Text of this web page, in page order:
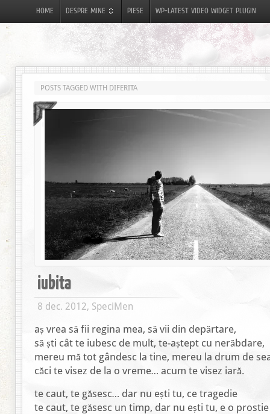
HOME DESPRE MINE PIESE WP-LATEST VIDEO WIDGET PLUGIN
POSTS TAGGED WITH DIFERITA
iubita
8 dec. 2012, SpeciMen
aș vrea să fii regina mea, să vii din depărtare,
să ști cât te iubesc de mult, te-aștept cu nerăbdare,
mereu mă tot gândesc la tine, mereu la drum de
căci te visez de la o vreme… acum te visez iară.
te caut, te găsesc… dar nu ești tu, ce tragedie
te caut, te găsesc un timp, dar nu ești tu, e o prostie